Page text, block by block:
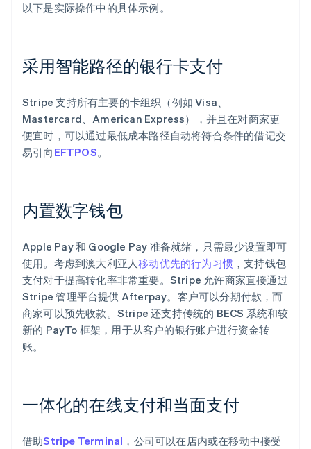
以下是实际操作中的具体示例。
采用智能路径的银行卡支付
Stripe 支持所有主要的卡组织（例如 Visa、
Mastercard、American Express），并且在对商家更
便宜时，可以通过最低成本路径自动将符合条件的借记交
易引向 EFTPOS。
内置数字钱包
Apple Pay 和 Google Pay 准备就绪，只需最少设置即可
使用。考虑到澳大利亚人移动优先的行为习惯 ，支持钱包
支付对于提高转化率非常重要。Stripe 允许商家直接通过
Stripe 管理平台提供 Afterpay。客户可以分期付款，而
商家可以预先收款。Stripe 还支持传统的 BECS 系统和较
新的 PayTo 框架，用于从客户的银行账户进行资金转
账。
一体化的在线支付和当面支付
借助Stripe Terminal ，公司可以在店内或在移动中接受